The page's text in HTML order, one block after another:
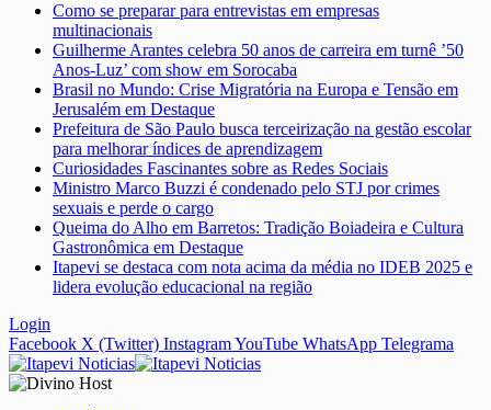
Como se preparar para entrevistas em empresas
multinacionais
Guilherme Arantes celebra 50 anos de carreira em turnê ’50
Anos-Luz’ com show em Sorocaba
Brasil no Mundo: Crise Migratória na Europa e Tensão em
Jerusalém em Destaque
Prefeitura de São Paulo busca terceirização na gestão escolar
para melhorar índices de aprendizagem
Curiosidades Fascinantes sobre as Redes Sociais
Ministro Marco Buzzi é condenado pelo STJ por crimes
sexuais e perde o cargo
Queima do Alho em Barretos: Tradição Boiadeira e Cultura
Gastronômica em Destaque
Itapevi se destaca com nota acima da média no IDEB 2025 e
lidera evolução educacional na região
Login
Facebook X (Twitter) InstagramYouTube WhatsApp Telegrama